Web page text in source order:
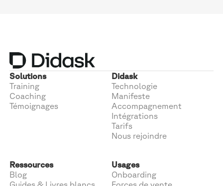
Solutions
Training
Coaching
Témoignages
Didask
Technologie
Manifeste
Accompagnement
Intégrations
Tarifs
Nous rejoindre
Ressources
Blog
Usages
Onboarding